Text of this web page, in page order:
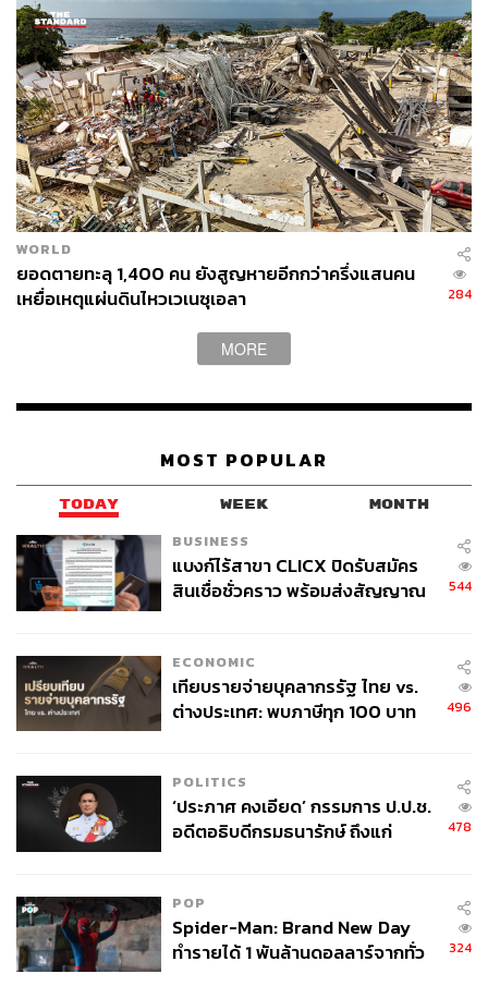
WORLD
ยอดตายทะลุ 1,400 คน ยังสูญหายอีกกว่าครึ่งแสนคน
เหยื่อเหตุแผ่นดินไหวเวเนซุเอลา
284
MORE
MOST POPULAR
TODAY WEEK MONTH
BUSINESS
แบงก์ไร้สาขา CLICX ปิดรับสมัคร
สินเชื่อชั่วคราว พร้อมส่งสัญญาณ
544
ECONOMIC
เทียบรายจ่ายบุคลากรรัฐ ไทย vs.
ต่างประเทศ: พบภาษีทุก 100 บาท
496
POLITICS
‘ประภาศ คงเอียด’ กรรมการ ป.ป.ช.
อดีตอธิบดีกรมธนารักษ์ ถึงแก่
478
POP
Spider-Man: Brand New Day
ทำรายได้ 1 พันล้านดอลลาร์จากทั่ว
324